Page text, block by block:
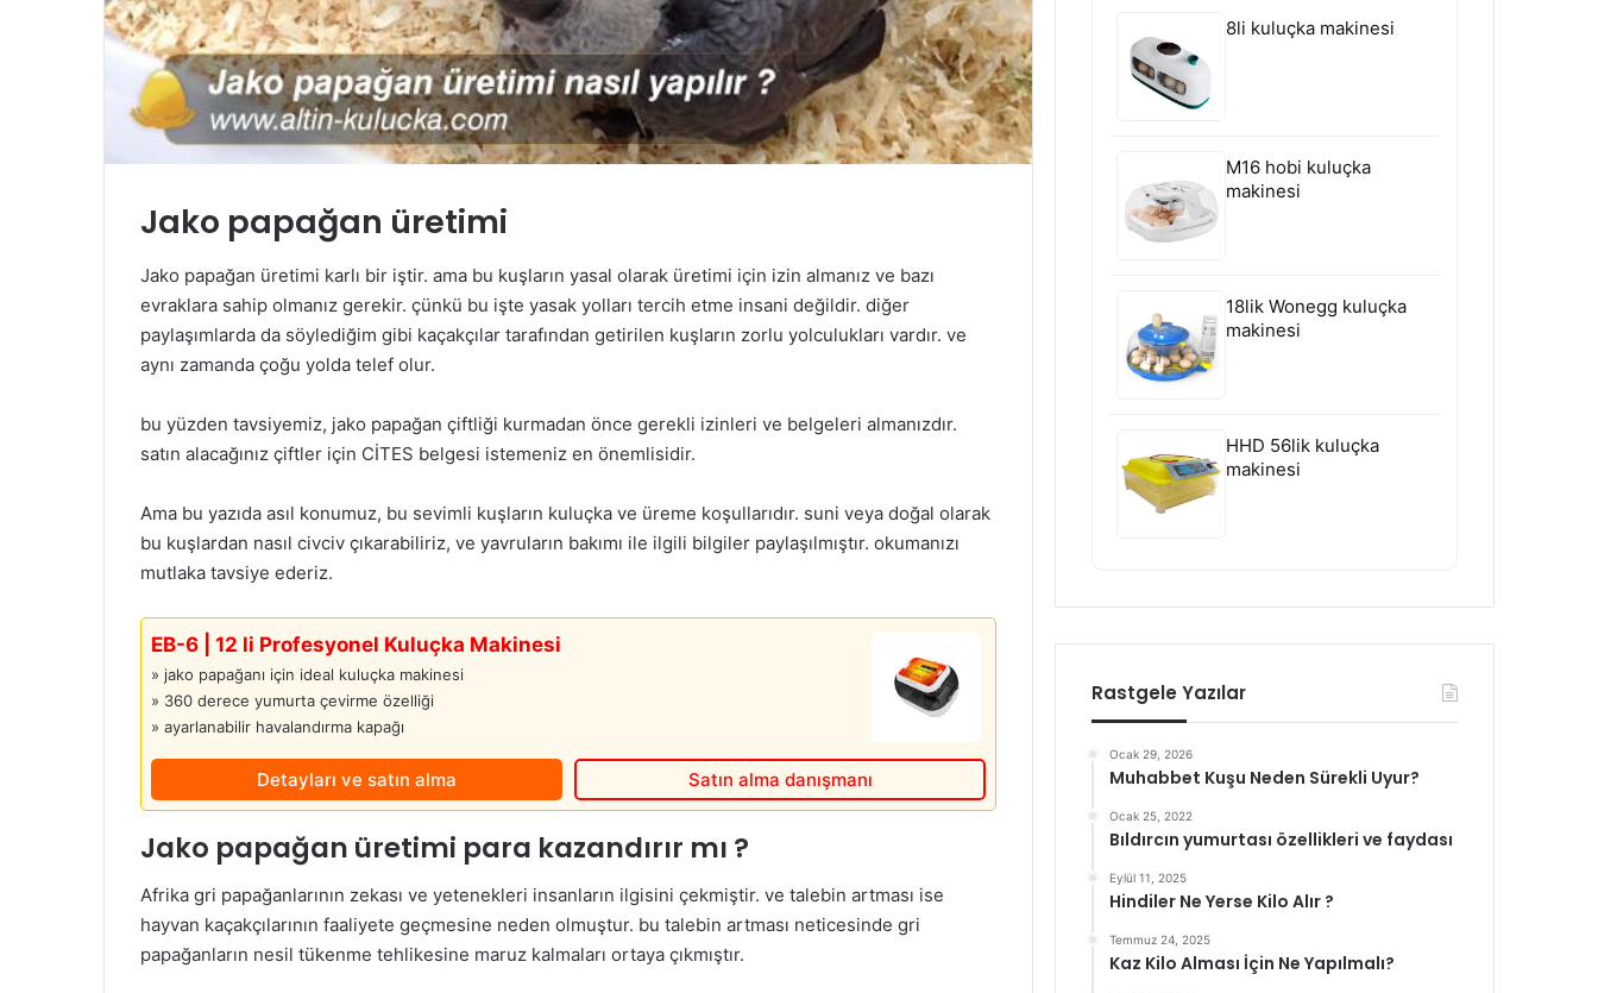
Jako papağan üretimi
Jako papağan üretimi karlı bir iştir. ama bu kuşların yasal olarak üretimi için izin almanız ve bazı
evraklara sahip olmanız gerekir. çünkü bu işte yasak yolları tercih etme insani değildir. diğer
paylaşımlarda da söylediğim gibi kaçakçılar tarafından getirilen kuşların zorlu yolculukları vardır. ve
aynı zamanda çoğu yolda telef olur.
bu yüzden tavsiyemiz, jako papağan çiftliği kurmadan önce gerekli izinleri ve belgeleri almanızdır.
satın alacağınız çiftler için CİTES belgesi istemeniz en önemlisidir.
Ama bu yazıda asıl konumuz, bu sevimli kuşların kuluçka ve üreme koşullarıdır. suni veya doğal olarak
bu kuşlardan nasıl civciv çıkarabiliriz, ve yavruların bakımı ile ilgili bilgiler paylaşılmıştır. okumanızı
mutlaka tavsiye ederiz.
EB-6 | 12 li Profesyonel Kuluçka Makinesi
» jako papağanı için ideal kuluçka makinesi
» 360 derece yumurta çevirme özelliği
» ayarlanabilir havalandırma kapağı
Satın alma danışmanı
Detayları ve satın alma
Jako papağan üretimi para kazandırır mı ?
Afrika gri papağanlarının zekası ve yetenekleri insanların ilgisini çekmiştir. ve talebin artması ise
hayvan kaçakçılarının faaliyete geçmesine neden olmuştur. bu talebin artması neticesinde gri
papağanların nesil tükenme tehlikesine maruz kalmaları ortaya çıkmıştır.
8li kuluçka makinesi
M16 hobi kuluçka
makinesi
18lik Wonegg kuluçka
makinesi
HHD 56lik kuluçka
makinesi
Rastgele Yazılar
Ocak 29, 2026
Muhabbet Kuşu Neden Sürekli Uyur?
Ocak 25, 2022
Bıldırcın yumurtası özellikleri ve faydası
Eylül 11, 2025
Hindiler Ne Yerse Kilo Alır ?
Temmuz 24, 2025
Kaz Kilo Alması İçin Ne Yapılmalı?